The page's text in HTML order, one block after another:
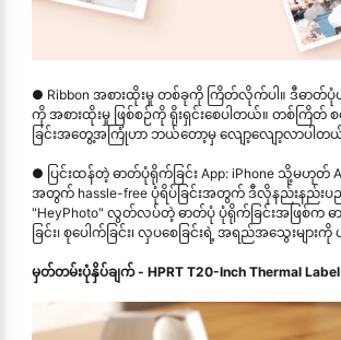
● Ribbon အစားထိုးမှု တစ်ခုကို ကြိတ်လိုက်ပါ။ ဒီဓာတ်
ကို အစားထိုးမှု ဖြစ်စဉ်ကို ရိုးရှင်းစေပါတယ်။ တစ်ကြိတ်
ခြင်းအတွေ့အကြုံဟာ ဘယ်တော့မှ လျော့လျော့လာပါတ
● ပြင်းထန်တဲ့ ဓာတ်ပုံရိုက်ခြင်း App: iPhone သို့မဟုတ်
အတွက် hassle-free ပုံရိပ်ခြင်းအတွက် ဒီလိုနည်းနည်း
"HeyPhoto" လွတ်လပ်တဲ့ ဓာတ်ပုံ ပုံရိုက်ခြင်းအဖြစ်က
ခြင်း၊ စုပေါက်ခြင်း၊ လှပစေခြင်းရဲ့ အရည်အသွေးများကို
မှတ်တမ်းပုံနှိပ်ချက် - HPRT T20-Inch Thermal